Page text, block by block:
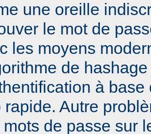
une oreille
le mot de
les moyens
de
à
rapide. Autre
mots de passe sur